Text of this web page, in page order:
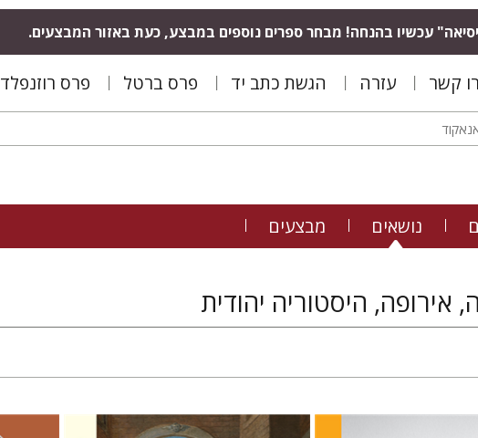
עכשיו בהנחה! מבחר ספרים נוספים במבצע, כעת באזור המבצעים.
קשר עזרה הגשת כתב יד פרס ברטל פרס רוזנפלד
נושאים מבצעים
אירופה, היסטוריה יהודית